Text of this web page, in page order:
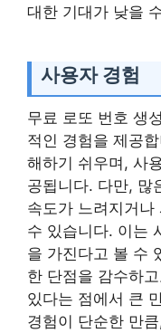
대한 기대가 낮을
사용자 경험
무료 로또 번호 생
적인 경험을 제공
해하기 쉬우며, 사
공됩니다. 다만, 많
속도가 느려지거
수 있습니다. 이는
을 가진다고 볼 수
한 단점을 감수하
있다는 점에서 큰
경험이 단순한 만